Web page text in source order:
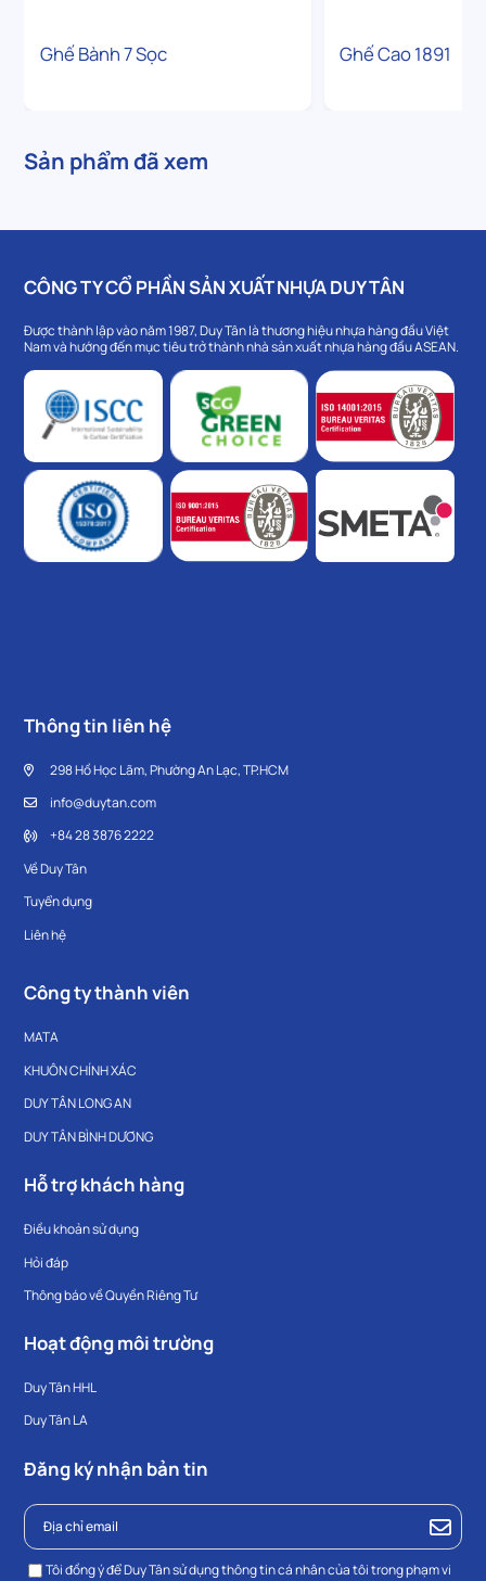
Ghế Bành 7 Sọc Ghế Cao 1891
Sản phẩm đã xem
CÔNG TY CỔ PHẦN SẢN XUẤT NHỰA DUY TÂN
Được thành lập vào năm 1987, Duy Tân là thương hiệu nhựa hàng đầu Việt
Nam và hướng đến mục tiêu trở thành nhà sản xuất nhựa hàng đầu ASEAN.
Thông tin liên hệ
298 Hồ Học Lãm, Phường An Lạc, TP.HCM
info@duytan.com
+84 28 3876 2222
Về Duy Tân
Tuyển dụng
Liên hệ
Công ty thành viên
MATA
KHUÔN CHÍNH XÁC
DUY TÂN LONG AN
DUY TÂN BÌNH DƯƠNG
Hỗ trợ khách hàng
Điều khoản sử dụng
Hỏi đáp
Thông báo về Quyền Riêng Tư
Hoạt động môi trường
Duy Tân HHL
Duy Tân LA
Đăng ký nhận bản tin
Tôi đồng ý để Duy Tân sử dụng thông tin cá nhân của tôi trong phạm vi